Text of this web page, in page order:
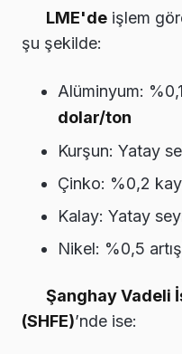
LME'de işlem
şu şekilde:
Alüminyum:
dolar/ton
Kurşun: Yatay
Çinko: %0,2
Kalay: Yatay
Nikel: %0,5
Şanghay Vadeli
(SHFE)’nde ise: